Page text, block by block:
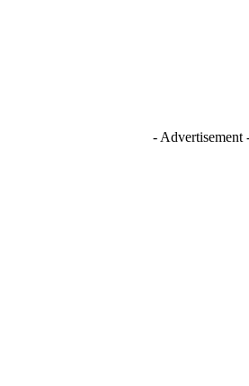
- Advertisement